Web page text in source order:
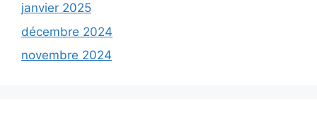
janvier 2025
décembre 2024
novembre 2024